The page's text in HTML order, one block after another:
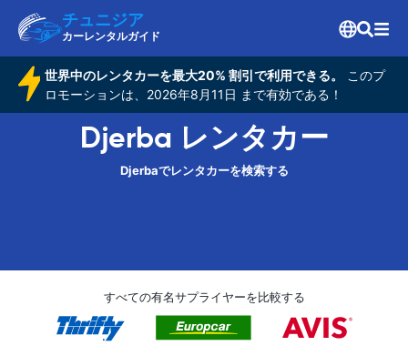
チュニジア
カーレンタルガイド
世界中のレンタカーを最大20% 割引で利用できる。
このプ
ロモーションは、2026年8月11日 まで有効である！
Djerba レンタカー
Djerbaでレンタカーを検索する
すべての有名サプライヤーを比較する